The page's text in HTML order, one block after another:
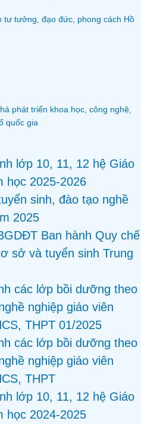
lớp 10, 11, 12 hệ Giáo
học 2025-2026
sinh, đào tạo nghề
2025
Ban hành Quy chế
sở và tuyển sinh Trung
các lớp bồi dưỡng theo
nghiệp giáo viên
THPT 01/2025
các lớp bồi dưỡng theo
nghiệp giáo viên
THPT
lớp 10, 11, 12 hệ Giáo
học 2024-2025